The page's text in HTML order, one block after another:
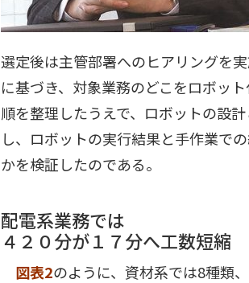
選定後は主管部署へのヒアリングを
に基づき、対象業務のどこをロボッ
順を整理したうえで、ロボットの設
し、ロボットの実行結果と手作業で
かを検証したのである。
配電系業務では
４２０分が１７分へ工数短縮
図表2のように、資材系では8種類